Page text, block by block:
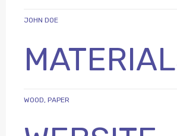
JOHN DOE
WOOD, PAPER